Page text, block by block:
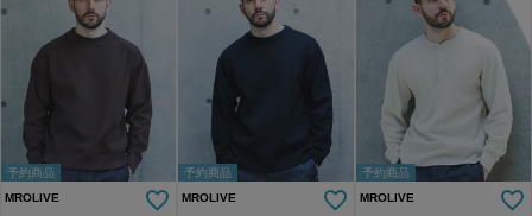
予約商品
MROLIVE
予約商品
MROLIVE
予約商品
MROLIVE